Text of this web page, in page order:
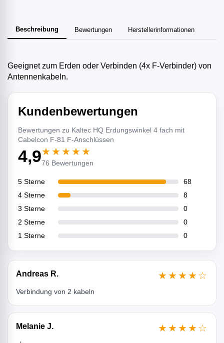
Beschreibung Bewertungen Herstellerinformationen
Geeignet zum Erden oder Verbinden (4x F-Verbinder) von
Antennenkabeln.
Kundenbewertungen
Bewertungen zu Kaltec HQ Erdungswinkel 4 fach mit
Cabelcon F-81 F-Anschlüssen
4,9★★★★★
76 Bewertungen
5 Sterne
68
4 Sterne
8
3 Sterne
0
2 Sterne
0
1 Sterne
0
Andreas R. ★★★★☆
Verbindung von 2 kabeln
Melanie J. ★★★★☆